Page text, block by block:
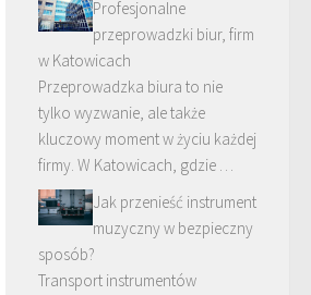
Profesjonalne
przeprowadzki biur, firm
w Katowicach
Przeprowadzka biura to nie
tylko wyzwanie, ale także
kluczowy moment w życiu każdej
firmy. W Katowicach, gdzie …
Jak przenieść instrument
muzyczny w bezpieczny
sposób?
Transport instrumentów